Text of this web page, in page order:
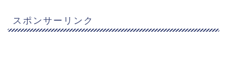
スポンサーリンク